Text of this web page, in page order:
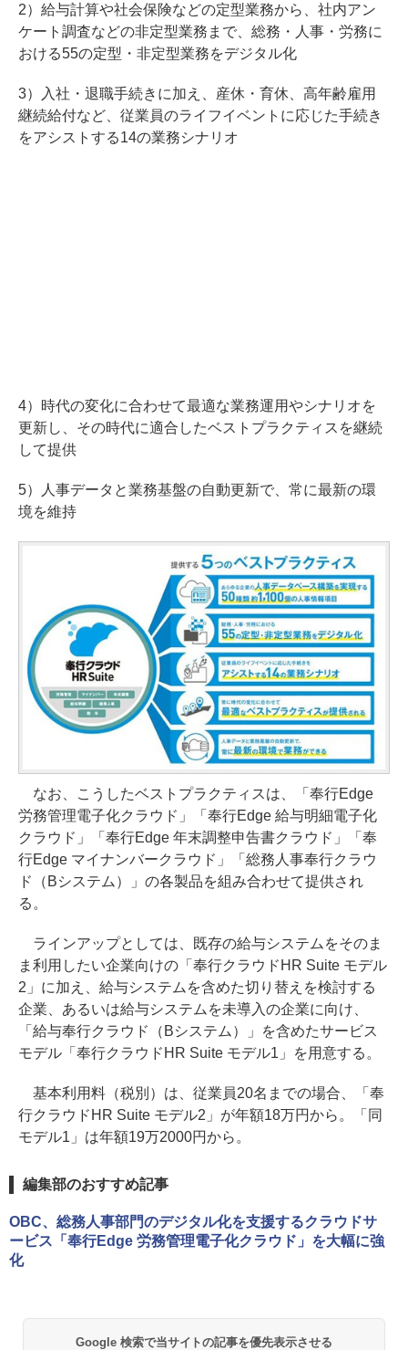
2）給与計算や社会保険などの定型業務から、社内アン
ケート調査などの非定型業務まで、総務・人事・労務に
おける55の定型・非定型業務をデジタル化
3）入社・退職手続きに加え、産休・育休、高年齢雇用
継続給付など、従業員のライフイベントに応じた手続き
をアシストする14の業務シナリオ
4）時代の変化に合わせて最適な業務運用やシナリオを
更新し、その時代に適合したベストプラクティスを継続
して提供
5）人事データと業務基盤の自動更新で、常に最新の環
境を維持
なお、こうしたベストプラクティスは、「奉行Edge
労務管理電子化クラウド」「奉行Edge 給与明細電子化
クラウド」「奉行Edge 年末調整申告書クラウド」「奉
行Edge マイナンバークラウド」「総務人事奉行クラウ
ド（Bシステム）」の各製品を組み合わせて提供され
る。
ラインアップとしては、既存の給与システムをそのま
ま利用したい企業向けの「奉行クラウドHR Suite モデル
2」に加え、給与システムを含めた切り替えを検討する
企業、あるいは給与システムを未導入の企業に向け、
「給与奉行クラウド（Bシステム）」を含めたサービス
モデル「奉行クラウドHR Suite モデル1」を用意する。
基本利用料（税別）は、従業員20名までの場合、「奉
行クラウドHR Suite モデル2」が年額18万円から。「同
モデル1」は年額19万2000円から。
編集部のおすすめ記事
OBC、総務人事部門のデジタル化を支援するクラウドサ
ービス「奉行Edge 労務管理電子化クラウド」を大幅に強
化
Google 検索で当サイトの記事を優先表示させる